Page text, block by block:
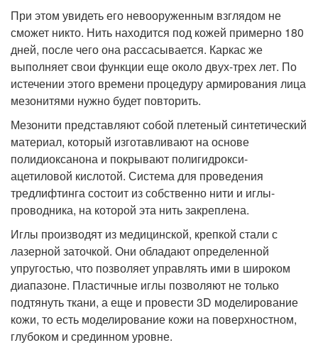
При этом увидеть его невооруженным взглядом не
сможет никто. Нить находится под кожей примерно 180
дней, после чего она рассасывается. Каркас же
выполняет свои функции еще около двух-трех лет. По
истечении этого времени процедуру армирования лица
мезонитями нужно будет повторить.
Мезонити представляют собой плетеный синтетический
материал, который изготавливают на основе
полидиоксанона и покрывают полигидрокси-
ацетиловой кислотой. Система для проведения
тредлифтинга состоит из собственно нити и иглы-
проводника, на которой эта нить закреплена.
Иглы производят из медицинской, крепкой стали с
лазерной заточкой. Они обладают определенной
упругостью, что позволяет управлять ими в широком
диапазоне. Пластичные иглы позволяют не только
подтянуть ткани, а еще и провести 3D моделирование
кожи, то есть моделирование кожи на поверхностном,
глубоком и срединном уровне.